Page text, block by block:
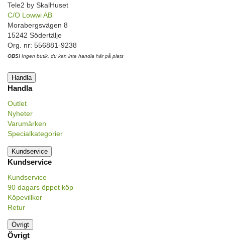
Tele2 by SkalHuset
C/O Lowwi AB
Morabergsvägen 8
15242 Södertälje
Org. nr: 556881-9238
OBS! Ingen butik, du kan inte handla här på plats
Handla
Handla
Outlet
Nyheter
Varumärken
Specialkategorier
Kundservice
Kundservice
Kundservice
90 dagars öppet köp
Köpevillkor
Retur
Övrigt
Övrigt